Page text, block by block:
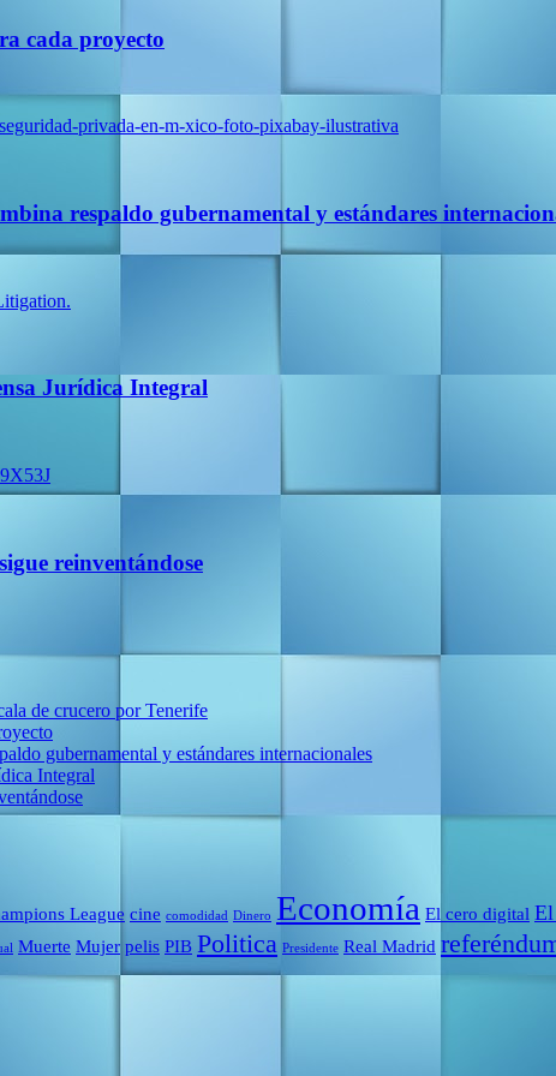
cada proyecto
respaldo gubernamental y estándares
Jurídica Integral
reinventándose
de crucero por Tenerife
gubernamental y estándares internacionales
Integral
League cine comodidad Dinero Economía El cero digital
Muerte Mujer pelis PIB Politica Presidente Real Madrid